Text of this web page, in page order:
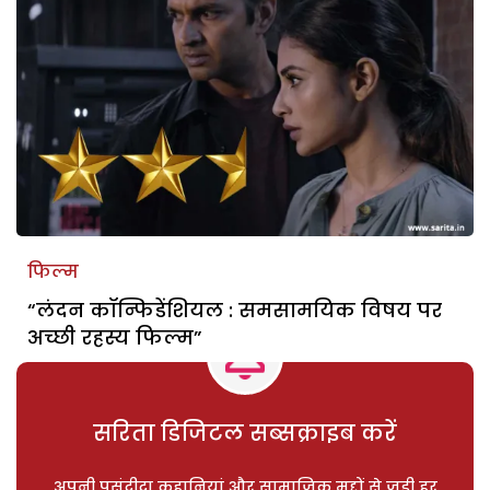
फिल्म
“लंदन कॉन्फिडेंशियल : समसामयिक विषय पर
अच्छी रहस्य फिल्म”
सरिता डिजिटल सब्सक्राइब करें